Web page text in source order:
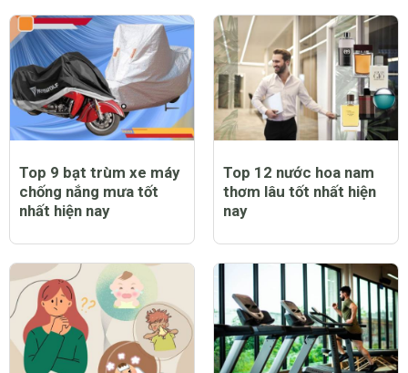
Top 9 bạt trùm xe máy
chống nắng mưa tốt
nhất hiện nay
Top 12 nước hoa nam
thơm lâu tốt nhất hiện
nay